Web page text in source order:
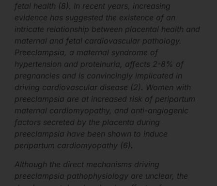
fetal health (8). In recent years, increasing
evidence has suggested the existence of an
intricate relationship between placental health and
maternal and fetal cardiovascular pathology.
Preeclampsia, a maternal syndrome of
hypertension and proteinuria, affects 2-8% of
pregnancies and is convincingly implicated in
driving cardiovascular disease (2). Women with
preeclampsia are at increased risk of peripartum
maternal cardiomyopathy, and anti-angiogenic
factors secreted by the placenta during
preeclampsia have been shown to induce
peripartum cardiomyopathy (6).
Although the direct mechanisms driving
preeclampsia pathophysiology are unclear, the